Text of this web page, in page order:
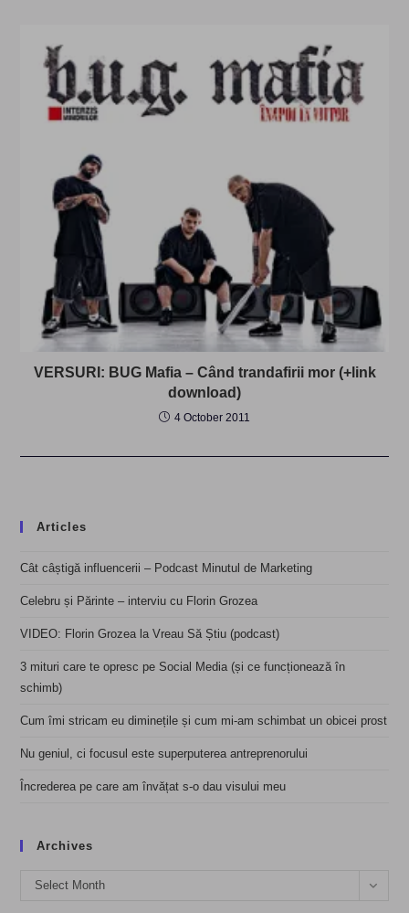
VERSURI: BUG Mafia – Când trandafirii mor (+link
download)
4 October 2011
Articles
Cât câștigă influencerii – Podcast Minutul de Marketing
Celebru și Părinte – interviu cu Florin Grozea
VIDEO: Florin Grozea la Vreau Să Știu (podcast)
3 mituri care te opresc pe Social Media (și ce funcționează în
schimb)
Cum îmi stricam eu diminețile și cum mi-am schimbat un obicei prost
Nu geniul, ci focusul este superputerea antreprenorului
Încrederea pe care am învățat s-o dau visului meu
Archives
Archives
Select Month